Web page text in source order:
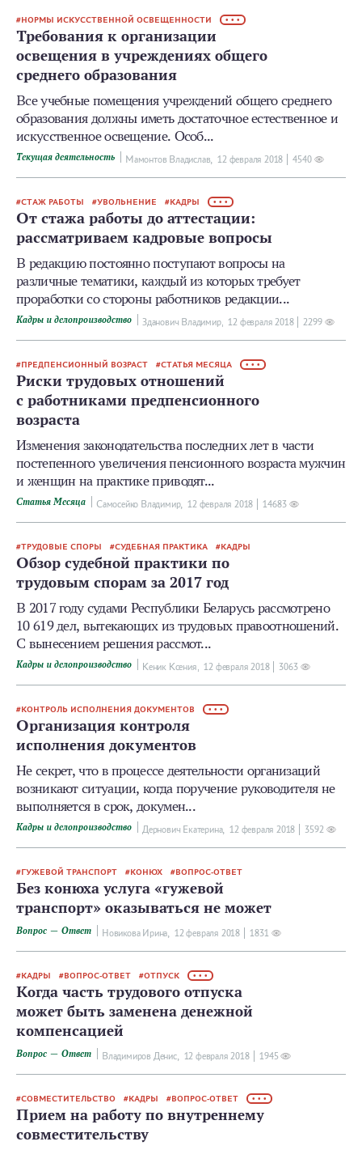
НОРМЫ ИСКУССТВЕННОЙ ОСВЕЩЕННОСТИ • • •
Требования к организации
освещения в учреждениях общего
среднего образования
Все учебные помещения учреждений общего среднего
образования должны иметь достаточное естественное и
искусственное освещение. Особ...
Текущая деятельность Мамонтов Владислав, 12 февраля 2018 4540
СТАЖ РАБОТЫ УВОЛЬНЕНИЕ КАДРЫ • • •
От стажа работы до аттестации:
рассматриваем кадровые вопросы
В редакцию постоянно поступают вопросы на
различные тематики, каждый из которых требует
проработки со стороны работников редакции...
Кадры и делопроизводство Зданович Владимир, 12 февраля 2018 2299
ПРЕДПЕНСИОННЫЙ ВОЗРАСТ СТАТЬЯ МЕСЯЦА • • •
Риски трудовых отношений
с работниками предпенсионного
возраста
Изменения законодательства последних лет в части
постепенного увеличения пенсионного возраста мужчин
и женщин на практике приводят...
Статья Месяца Самосейко Владимир, 12 февраля 2018 14683
ТРУДОВЫЕ СПОРЫ СУДЕБНАЯ ПРАКТИКА КАДРЫ
Обзор судебной практики по
трудовым спорам за 2017 год
В 2017 году судами Республики Беларусь рассмотрено
10 619 дел, вытекающих из трудовых правоотношений.
С вынесением решения рассмот...
Кадры и делопроизводство Кеник Ксения, 12 февраля 2018 3063
КОНТРОЛЬ ИСПОЛНЕНИЯ ДОКУМЕНТОВ • • •
Организация контроля
исполнения документов
Не секрет, что в процессе деятельности организаций
возникают ситуации, когда поручение руководителя не
выполняется в срок, докумен...
Кадры и делопроизводство Дернович Екатерина, 12 февраля 2018 3592
ГУЖЕВОЙ ТРАНСПОРТ КОНЮХ ВОПРОС-ОТВЕТ
Без конюха услуга «гужевой
транспорт» оказываться не может
Вопрос — Ответ Новикова Ирина, 12 февраля 2018 1831
КАДРЫ ВОПРОС-ОТВЕТ ОТПУСК • • •
Когда часть трудового отпуска
может быть заменена денежной
компенсацией
Вопрос — Ответ Владимиров Денис, 12 февраля 2018 1945
СОВМЕСТИТЕЛЬСТВО КАДРЫ ВОПРОС-ОТВЕТ • • •
Прием на работу по внутреннему
совместительству